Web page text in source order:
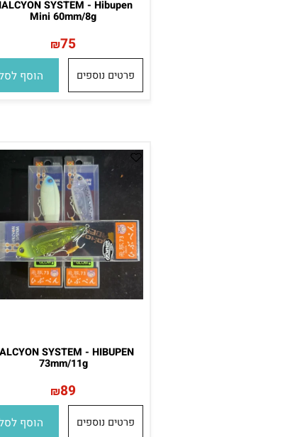
HALCYON SYSTEM - Hibupen
Mini 60mm/8g
₪75
פרטים נוספים הוסף לסל
HALCYON SYSTEM - HIBUPEN
73mm/11g
₪89